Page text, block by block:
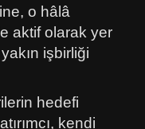
o hâlâ
aktif olarak yer
işbirliği
hedefi
kendi